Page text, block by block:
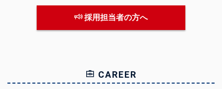
採用担当者の方へ
CAREER